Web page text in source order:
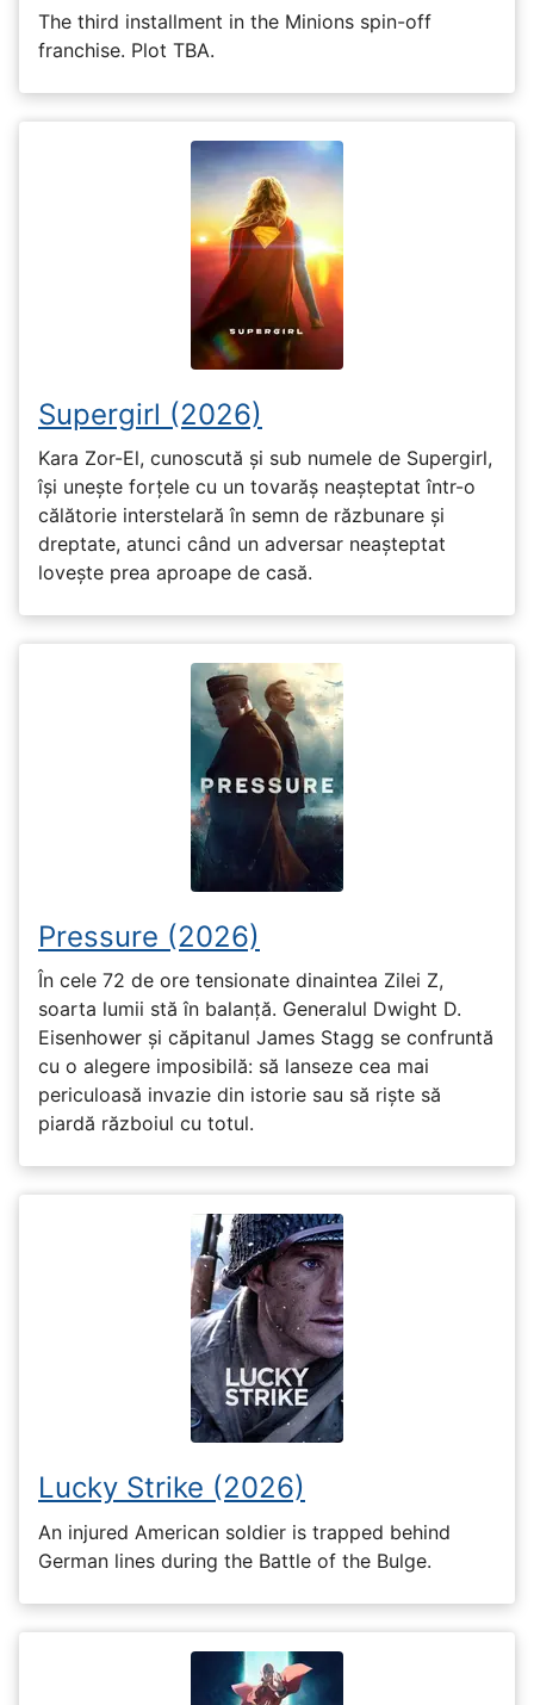
The third installment in the Minions spin-off
franchise. Plot TBA.
Supergirl (2026)
Kara Zor-El, cunoscută și sub numele de Supergirl,
își unește forțele cu un tovarăș neașteptat într-o
călătorie interstelară în semn de răzbunare și
dreptate, atunci când un adversar neașteptat
lovește prea aproape de casă.
Pressure (2026)
În cele 72 de ore tensionate dinaintea Zilei Z,
soarta lumii stă în balanță. Generalul Dwight D.
Eisenhower și căpitanul James Stagg se confruntă
cu o alegere imposibilă: să lanseze cea mai
periculoasă invazie din istorie sau să riște să
piardă războiul cu totul.
Lucky Strike (2026)
An injured American soldier is trapped behind
German lines during the Battle of the Bulge.